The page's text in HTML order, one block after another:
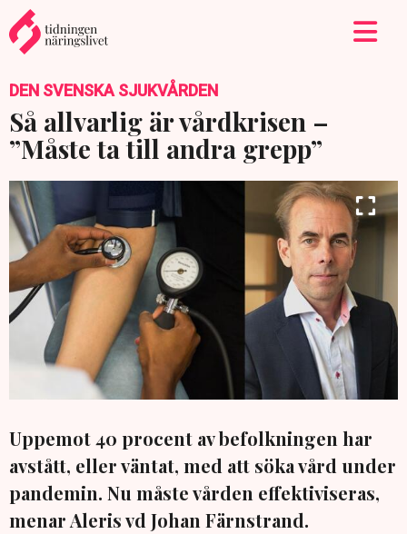
DEN SVENSKA SJUKVÅRDEN
Så allvarlig är vårdkrisen –
”Måste ta till andra grepp”
Uppemot 40 procent av befolkningen har
avstått, eller väntat, med att söka vård under
pandemin. Nu måste vården effektiviseras,
menar Aleris vd Johan Färnstrand.